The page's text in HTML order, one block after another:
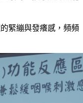
緊繃與發癢感，頻頻